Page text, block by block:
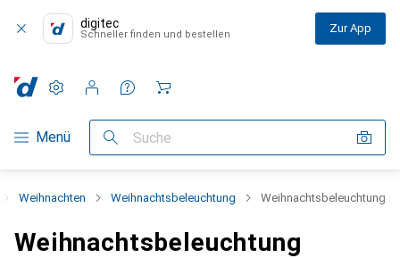
digitec
Schneller finden und bestellen Zur App
Navigation nach Kategorien
Menü Suche
Einstellungen
Kundenkonto
Vergleichslisten
Merklisten
Warenkorb
Weihnachten Weihnachtsbeleuchtung Weihnachtsbeleuchtung
Weihnachtsbeleuchtung